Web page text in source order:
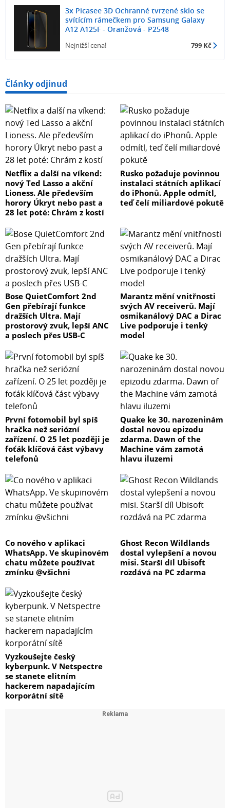
3x Picasee 3D Ochranné tvrzené sklo se
svítícím rámečkem pro Samsung Galaxy
A12 A125F - Oranžová - P2548
Nejnižší cena! 799 Kč
Články odjinud
Netflix a další na víkend:
nový Ted Lasso a akční
Lioness. Ale především
horory Úkryt nebo past a
28 let poté: Chrám z kostí
Rusko požaduje povinnou
instalaci státních aplikací
do iPhonů. Apple odmítl,
teď čelí miliardové pokutě
Bose QuietComfort 2nd
Gen přebírají funkce
dražších Ultra. Mají
prostorový zvuk, lepší ANC
a poslech přes USB-C
Marantz mění vnitřnosti
svých AV receiverů. Mají
osmikanálový DAC a Dirac
Live podporuje i tenký
model
První fotomobil byl spíš
hračka než seriózní
zařízení. O 25 let později je
foťák klíčová část výbavy
telefonů
Quake ke 30. narozeninám
dostal novou epizodu
zdarma. Dawn of the
Machine vám zamotá
hlavu iluzemi
Co nového v aplikaci
WhatsApp. Ve skupinovém
chatu můžete používat
zmínku @všichni
Ghost Recon Wildlands
dostal vylepšení a novou
misi. Starší díl Ubisoft
rozdává na PC zdarma
Vyzkoušejte český
kyberpunk. V Netspectre
se stanete elitním
hackerem napadajícím
korporátní sítě